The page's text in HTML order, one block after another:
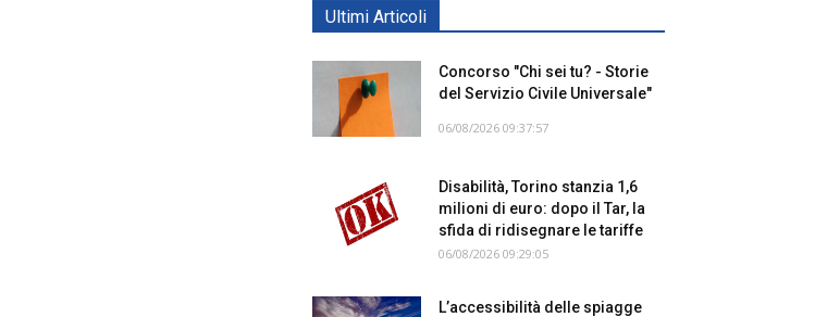
Ultimi Articoli
Concorso "Chi sei tu? - Storie
del Servizio Civile Universale"
06/08/2026 09:37:57
Disabilità, Torino stanzia 1,6
milioni di euro: dopo il Tar, la
sfida di ridisegnare le tariffe
06/08/2026 09:29:05
L’accessibilità delle spiagge